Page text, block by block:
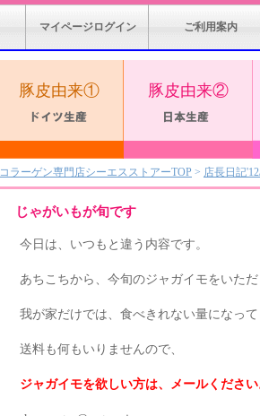
マイページログイン ご利用案内
豚皮由来① 豚皮由来②
コラーゲン専門店シーエスストアーTOP > 店長日記
じゃがいもが旬です
今日は、いつもと違う内容です。
あちこちから、今旬のジャガイモをいただ
我が家だけでは、食べきれない量になって
送料も何もいりませんので、
ジャガイモを欲しい方は、メールください